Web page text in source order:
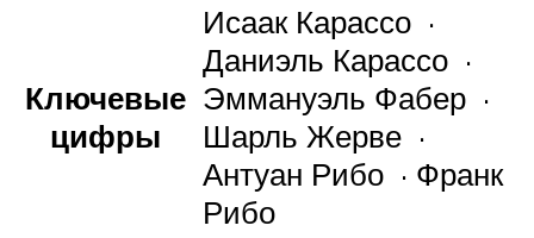
Ключевые
цифры
Исаак Карассо ·
Даниэль Карассо ·
Эммануэль Фабер ·
Шарль Жерве ·
Антуан Рибо · Франк
Рибо